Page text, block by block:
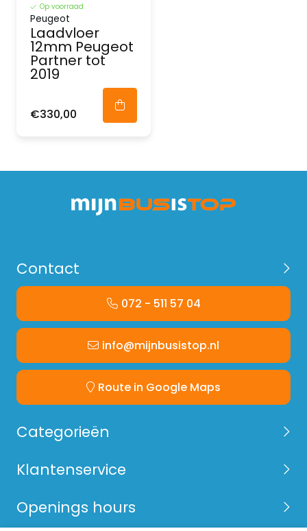
Op voorraad
Peugeot
Laadvloer
12mm Peugeot
Partner tot
2019
€330,00
Contact
072 - 511 57 04
info@mijnbusistop.nl
Route in Google Maps
Categorieën
Klantenservice
Openings hours